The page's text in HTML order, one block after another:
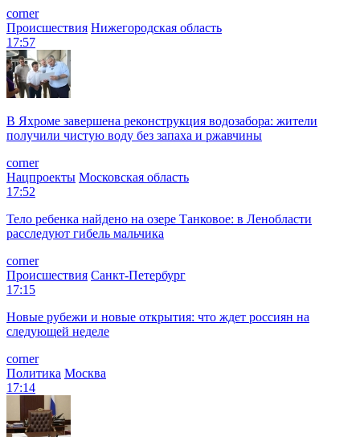
corner
Происшествия Нижегородская область
17:57
В Яхроме завершена реконструкция водозабора: жители
получили чистую воду без запаха и ржавчины
corner
Нацпроекты Московская область
17:52
Тело ребенка найдено на озере Танковое: в Ленобласти
расследуют гибель мальчика
corner
Происшествия Санкт-Петербург
17:15
Новые рубежи и новые открытия: что ждет россиян на
следующей неделе
corner
Политика Москва
17:14